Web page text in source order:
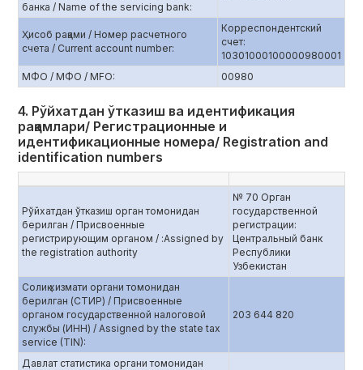
банка / Name of the servicing bank:
Ҳисоб рақами / Номер расчетного
счета / Current account number:
Корреспондентский
счет:
10301000100000980001
МФО / МФО / MFO:
00980
4. Рўйхатдан ўтказиш ва идентификация
рақамлари/ Регистрационные и
идентификационные номера/ Registration and
identification numbers
Рўйхатдан ўтказиш орган томонидан
берилган / Присвоенные
регистрирующим органом / :Assigned by
the registration authority
№ 70 Орган
государственной
регистрации:
Центральный банк
Республики
Узбекистан
Солиқ хизмати органи томонидан
берилган (СТИР) / Присвоенные
органом государственной налоговой
службы (ИНН) / Assigned by the state tax
service (TIN):
203 644 820
Давлат статистика органи томонидан